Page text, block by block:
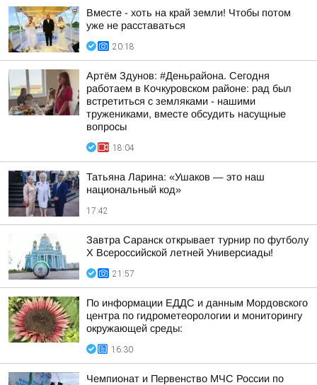
Вместе - хоть на край земли! Чтобы потом
уже не расставаться
20:18
Артём Здунов: #Деньрайона. Сегодня
работаем в Кочкуровском районе: рад был
встретиться с земляками - нашими
тружениками, вместе обсудить насущные
вопросы
18:04
Татьяна Ларина: «Ушаков — это наш
национальный код»
17:42
Завтра Саранск открывает турнир по футболу
X Всероссийской летней Универсиады!
21:57
По информации ЕДДС и данным Мордовского
центра по гидрометеорологии и мониторингу
окружающей среды:
16:30
Чемпионат и Первенство МЧС России по